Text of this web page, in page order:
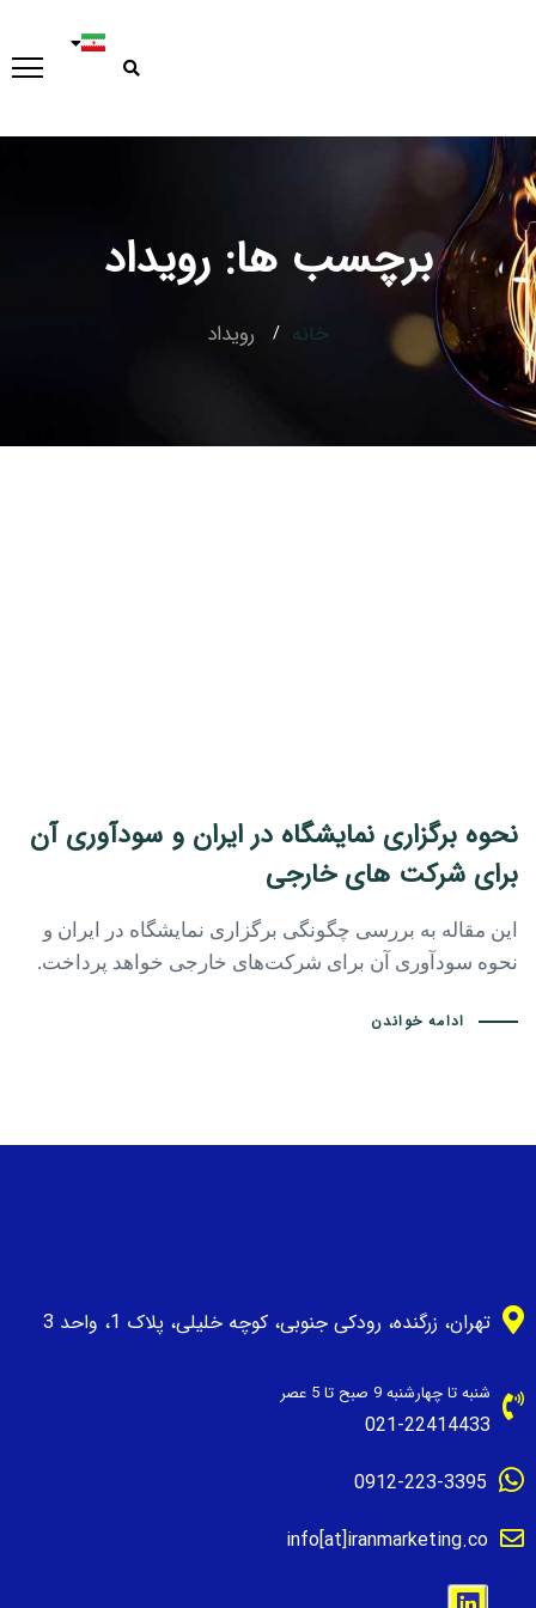
Type and hit enterبرچسب ها: رویداد
خانه رویداد
نحوه برگزاری نمایشگاه در ایران و سودآوری آن
برای شرکت های خارجی
این مقاله به بررسی چگونگی برگزاری نمایشگاه در ایران و
نحوه سودآوری آن برای شرکت‌های خارجی خواهد پرداخت.
ادامه خواندن
تهران، زرگنده، رودکی جنوبی، کوچه خلیلی، پلاک 1، واحد 3
شنبه تا چهارشنبه 9 صبح تا 5 عصر
021-22414433
0912-223-3395
info[at]iranmarketing.co